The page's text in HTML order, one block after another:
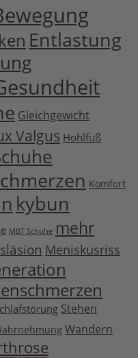
Entlastung
Gleichgewicht
Valgus Hohlfuß
Komfort
kybun
MBT Schuhe mehr
Meniskusriss
Stehen
Wandern